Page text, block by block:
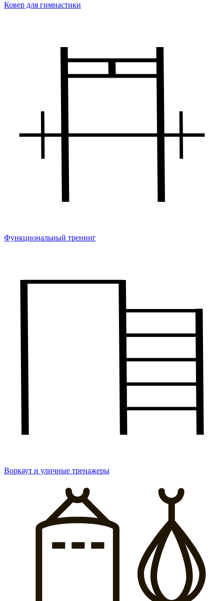
Ковер для гимнастики
Функциональный тренинг
Воркаут и уличные тренажеры